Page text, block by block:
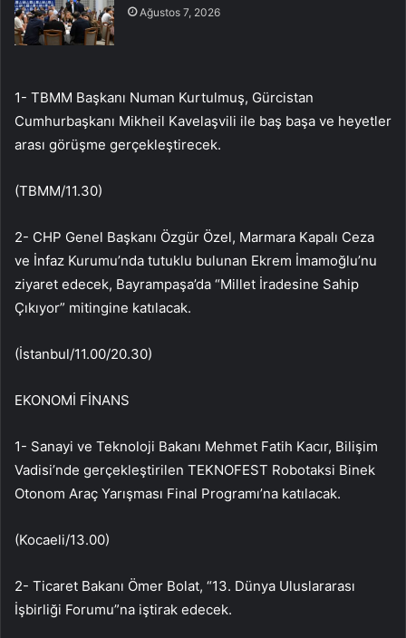
Ağustos 7, 2026
1- TBMM Başkanı Numan Kurtulmuş, Gürcistan
Cumhurbaşkanı Mikheil Kavelaşvili ile baş başa ve heyetler
arası görüşme gerçekleştirecek.
(TBMM/11.30)
2- CHP Genel Başkanı Özgür Özel, Marmara Kapalı Ceza
ve İnfaz Kurumu’nda tutuklu bulunan Ekrem İmamoğlu’nu
ziyaret edecek, Bayrampaşa’da “Millet İradesine Sahip
Çıkıyor” mitingine katılacak.
(İstanbul/11.00/20.30)
EKONOMİ FİNANS
1- Sanayi ve Teknoloji Bakanı Mehmet Fatih Kacır, Bilişim
Vadisi’nde gerçekleştirilen TEKNOFEST Robotaksi Binek
Otonom Araç Yarışması Final Programı’na katılacak.
(Kocaeli/13.00)
2- Ticaret Bakanı Ömer Bolat, “13. Dünya Uluslararası
İşbirliği Forumu”na iştirak edecek.